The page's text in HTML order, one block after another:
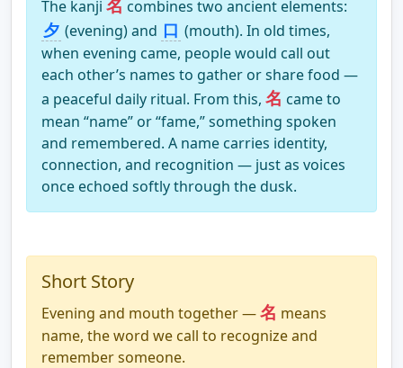
The kanji combines two ancient elements:
夕 (evening) and 口 (mouth). In old times,
when evening came, people would call out
each other’s names to gather or share food —
a peaceful daily ritual. From this, 名 came to
mean “name” or “fame,” something spoken
and remembered. A name carries identity,
connection, and recognition — just as voices
once echoed softly through the dusk.
Short Story
Evening and mouth together —名 means
name, the word we call to recognize and
remember someone.